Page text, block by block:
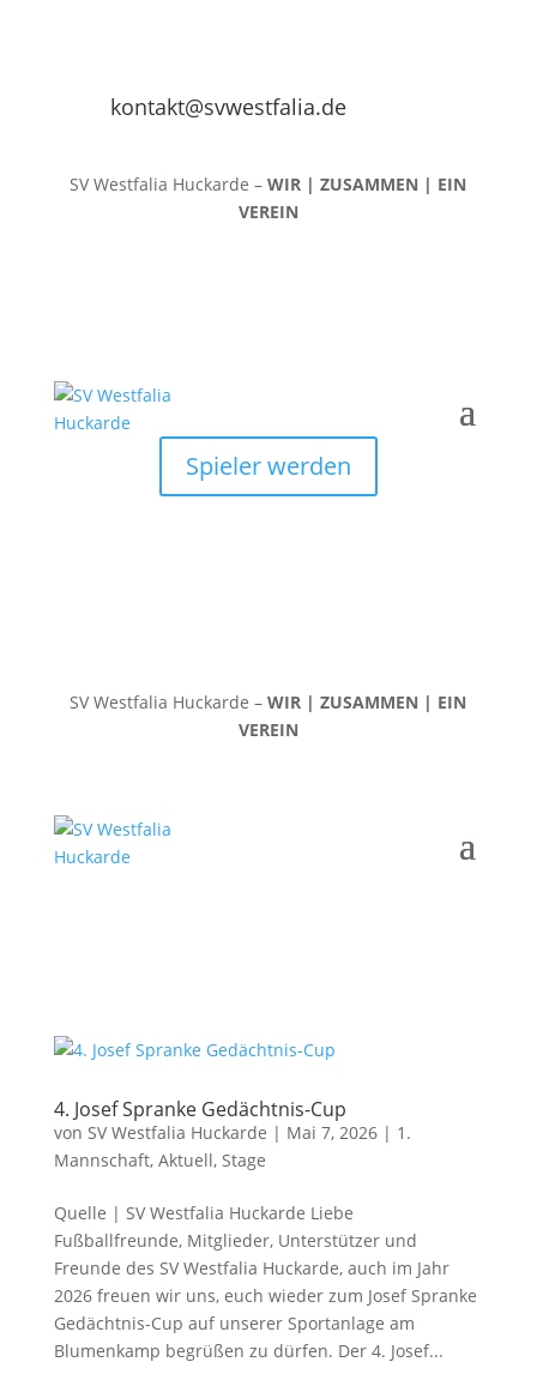
kontakt@svwestfalia.de
SV Westfalia Huckarde –WIR | ZUSAMMEN | EIN
VEREIN
Spieler werden
SV Westfalia Huckarde –WIR | ZUSAMMEN | EIN
VEREIN
4. Josef Spranke Gedächtnis-Cup
von SV Westfalia Huckarde | Mai 7, 2026| 1.
Mannschaft, Aktuell, Stage
Quelle | SV Westfalia Huckarde Liebe
Fußballfreunde, Mitglieder, Unterstützer und
Freunde des SV Westfalia Huckarde, auch im Jahr
2026 freuen wir uns, euch wieder zum Josef Spranke
Gedächtnis-Cup auf unserer Sportanlage am
Blumenkamp begrüßen zu dürfen. Der 4. Josef...